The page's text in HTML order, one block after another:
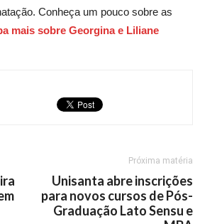
Conheça um pouco sobre as
mais sobre Georgina e Liliane
Próxima matéria
Unisanta abre inscrições
para novos cursos de Pós-
Graduação Lato Sensu e